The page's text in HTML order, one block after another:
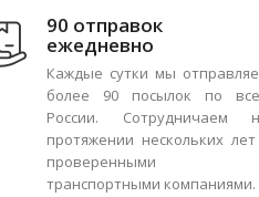
90 отправок
ежедневно
Каждые сутки мы
более 90 посылок по
России. Сотрудничаем
протяжении нескольких
проверенными
транспортными компаниями.